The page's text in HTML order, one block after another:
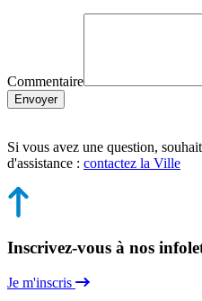
Commentaire
Envoyer
Si vous avez une question,
d'assistance : contactez la Ville
Inscrivez-vous à nos
Je m'inscris